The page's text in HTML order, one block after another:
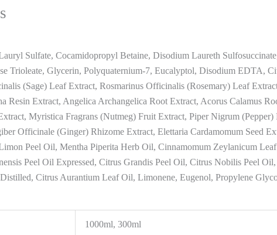
Sulfate, Cocamidopropyl Betaine, Disodium Laureth
Trioleate, Glycerin, Polyquaternium-7, Eucalyptol, Disodium EDTA,
(Sage) Leaf Extract, Rosmarinus Officinalis (Rosemary) Leaf
Resin Extract, Angelica Archangelica Root Extract, Acorus Calamus
Myristica Fragrans (Nutmeg) Fruit Extract, Piper Nigrum (Pepper)
Officinale (Ginger) Rhizome Extract, Elettaria Cardamomum Seed
Peel Oil, Mentha Piperita Herb Oil, Cinnamomum Zeylanicum
Peel Oil Expressed, Citrus Grandis Peel Oil, Citrus Nobilis Peel
Citrus Aurantium Leaf Oil, Limonene, Eugenol, Propylene
1000ml, 300ml